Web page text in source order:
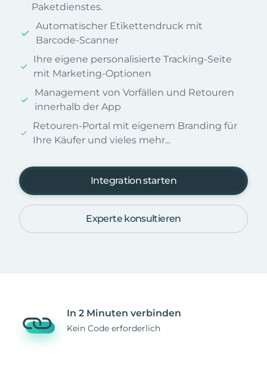
Paketdienstes.
Automatischer Etikettendruck mit
Barcode-Scanner
Ihre eigene personalisierte Tracking-Seite
mit Marketing-Optionen
Management von Vorfällen und Retouren
innerhalb der App
Retouren-Portal mit eigenem Branding für
Ihre Käufer und vieles mehr...
Integration starten
Experte konsultieren
In 2 Minuten verbinden
Kein Code erforderlich